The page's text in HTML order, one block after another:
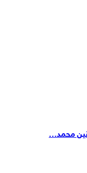
محمد…